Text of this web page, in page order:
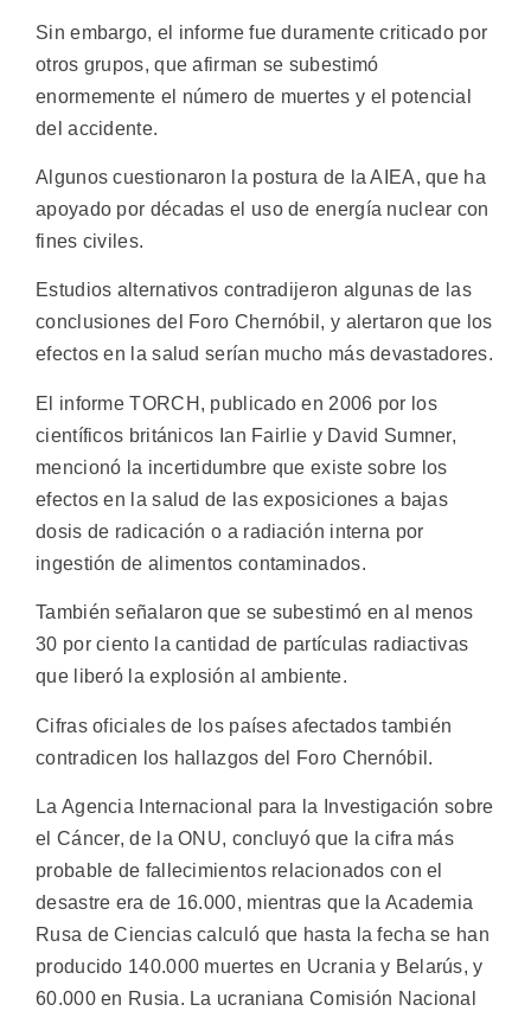
Sin embargo, el informe fue duramente criticado por
otros grupos, que afirman se subestimó
enormemente el número de muertes y el potencial
del accidente.
Algunos cuestionaron la postura de la AIEA, que ha
apoyado por décadas el uso de energía nuclear con
fines civiles.
Estudios alternativos contradijeron algunas de las
conclusiones del Foro Chernóbil, y alertaron que los
efectos en la salud serían mucho más devastadores.
El informe TORCH, publicado en 2006 por los
científicos británicos Ian Fairlie y David Sumner,
mencionó la incertidumbre que existe sobre los
efectos en la salud de las exposiciones a bajas
dosis de radicación o a radiación interna por
ingestión de alimentos contaminados.
También señalaron que se subestimó en al menos
30 por ciento la cantidad de partículas radiactivas
que liberó la explosión al ambiente.
Cifras oficiales de los países afectados también
contradicen los hallazgos del Foro Chernóbil.
La Agencia Internacional para la Investigación sobre
el Cáncer, de la ONU, concluyó que la cifra más
probable de fallecimientos relacionados con el
desastre era de 16.000, mientras que la Academia
Rusa de Ciencias calculó que hasta la fecha se han
producido 140.000 muertes en Ucrania y Belarús, y
60.000 en Rusia. La ucraniana Comisión Nacional